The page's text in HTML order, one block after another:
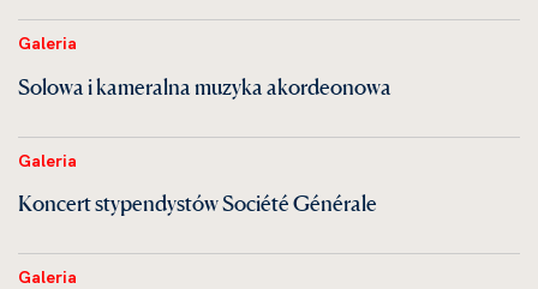
Galeria
Solowa i kameralna muzyka akordeonowa
Galeria
Koncert stypendystów Société Générale
Galeria